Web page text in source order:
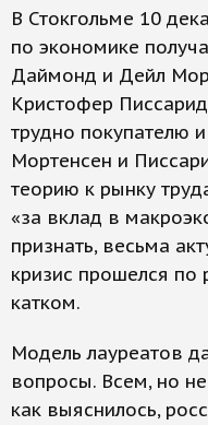
В Стокгольме 10
по экономике
Даймонд и Дейл
Кристофер
трудно покупателю
Мортенсен и
теорию к рынку
«за вклад в
признать, весьма
кризис прошелся по
катком.
Модель лауреатов
вопросы. Всем, но
как выяснилось,